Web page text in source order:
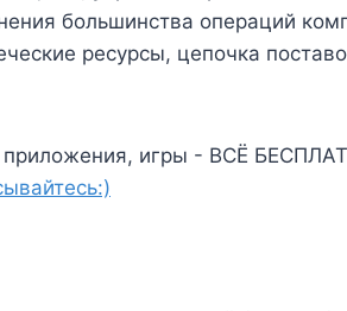
большинства операций
ресурсы, цепочка
игры - ВСЁ